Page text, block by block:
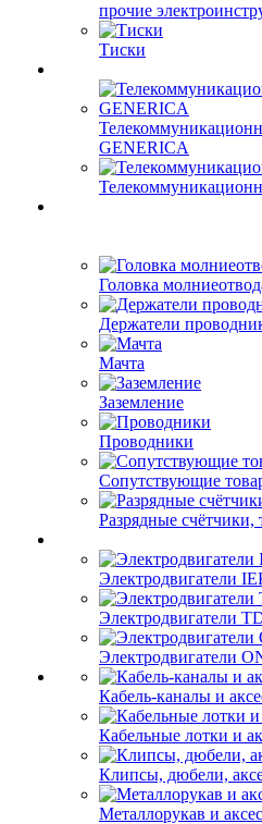
прочие
Тиски
GENERICA
Головка
Держатели
Мачта
Заземление
Проводники
Сопутствующие
Разрядные
Электродвигатели
Электродвигатели
Электродвигатели
Кабель-каналы и
Кабельные лотки и
Клипсы, дюбели,
Металлорукав и